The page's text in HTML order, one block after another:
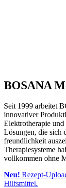
BOSANA
Seit 1999 arbeitet
innovativer
Elektrotherapie
Lösungen, die sich
freundlichkeit
Therapiesysteme
vollkommen ohne
Neu! Rezept-
Hilfsmittel.